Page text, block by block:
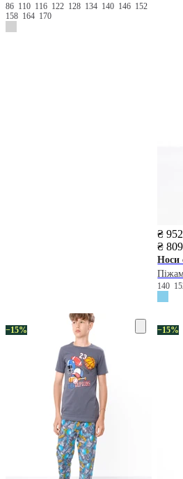
86 110 116 122 128 134 140 146 152
158 164 170
₴ 952
₴ 809
Носи
140
−15% −15%